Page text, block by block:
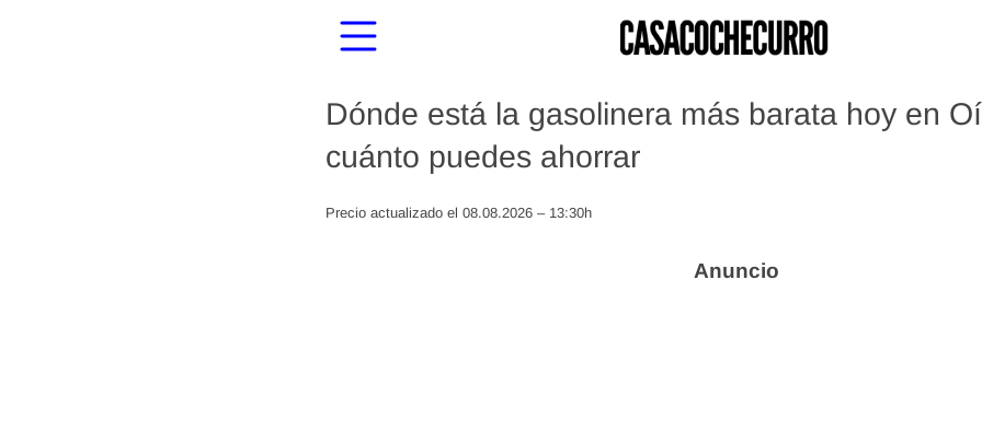
Dónde está la gasolinera más barata hoy en
cuánto puedes ahorrar
Precio actualizado el 08.08.2026 – 13:30h